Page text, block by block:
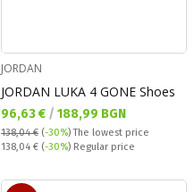
JORDAN
JORDAN LUKA 4 GONE Shoes
Текуща цена:
96,63 € / 188,99 BGN
138,04 € (-30%)The lowest price
Regular price:
138,04 € (-30%) Regular price